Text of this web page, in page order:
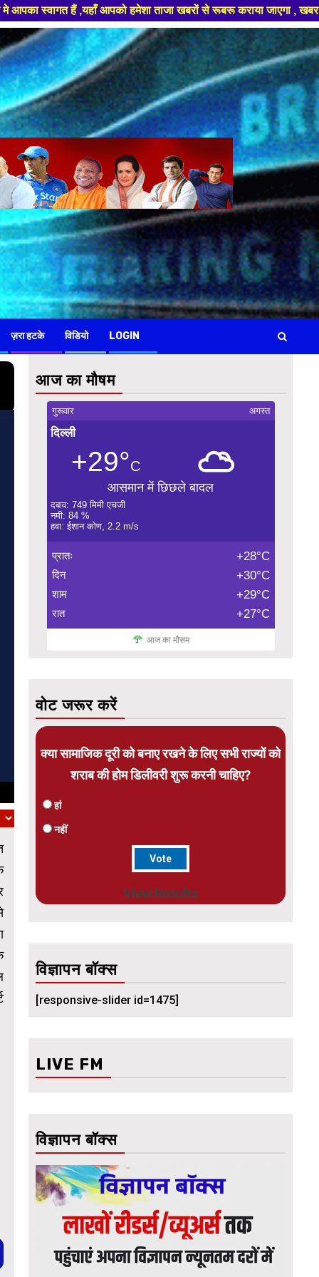
हमेशा ताजा खबरों से रूबरू कराया जाएगा , खबर ओर विज्ञापन के लिए
ज़रा हटके विडियो LOGIN
आज का मौषम
गुरूवार अगस्त
दिल्ली
+29°C
आसमान में छिछले बादल
दबाव: 749 मिमी एचजी
नमी: 84 %
हवा: ईशान कोण, 2.2 m/s
प्रातः +28°C
दिन +30°C
शाम +29°C
रात +27°C
आज का मौसम
वोट जरूर करें
क्या सामाजिक दूरी को बनाए रखने के लिए सभी राज्यों को
शराब की होम डिलीवरी शुरू करनी चाहिए?
हां
नहीं
View Results
विज्ञापन बॉक्स
[responsive-slider id=1475]
LIVE FM
विज्ञापन बॉक्स